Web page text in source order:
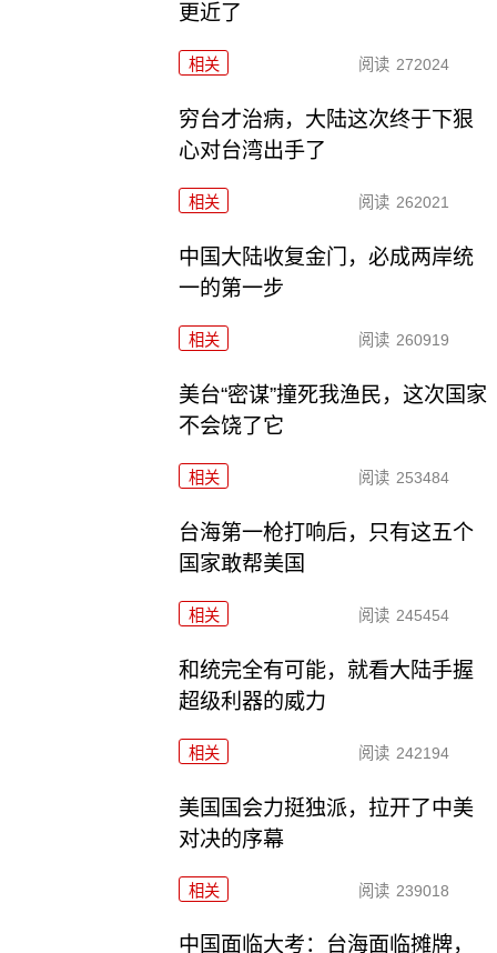
更近了
相关 阅读 272024
穷台才治病，大陆这次终于下狠
心对台湾出手了
相关 阅读 262021
中国大陆收复金门，必成两岸统
一的第一步
相关 阅读 260919
美台“密谋”撞死我渔民，这次国家
不会饶了它
相关 阅读 253484
台海第一枪打响后，只有这五个
国家敢帮美国
相关 阅读 245454
和统完全有可能，就看大陆手握
超级利器的威力
相关 阅读 242194
美国国会力挺独派，拉开了中美
对决的序幕
相关 阅读 239018
中国面临大考：台海面临摊牌，